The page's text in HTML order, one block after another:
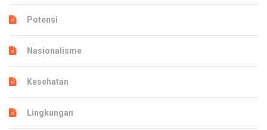
Potensi
Nasionalisme
Kesehatan
Lingkungan